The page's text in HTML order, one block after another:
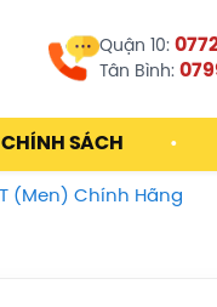
Quận 10:
Tân Bình:
CHÍNH SÁCH •
(Men) Chính Hãng